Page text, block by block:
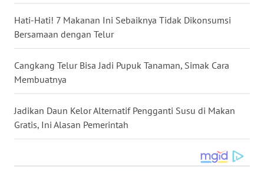
Hati-Hati! 7 Makanan Ini Sebaiknya Tidak Dikonsumsi
Bersamaan dengan Telur
Cangkang Telur Bisa Jadi Pupuk Tanaman, Simak Cara
Membuatnya
Jadikan Daun Kelor Alternatif Pengganti Susu di Makan
Gratis, Ini Alasan Pemerintah
WN
JOGJA
WN
JATIM
WN
BALI
KALBAR